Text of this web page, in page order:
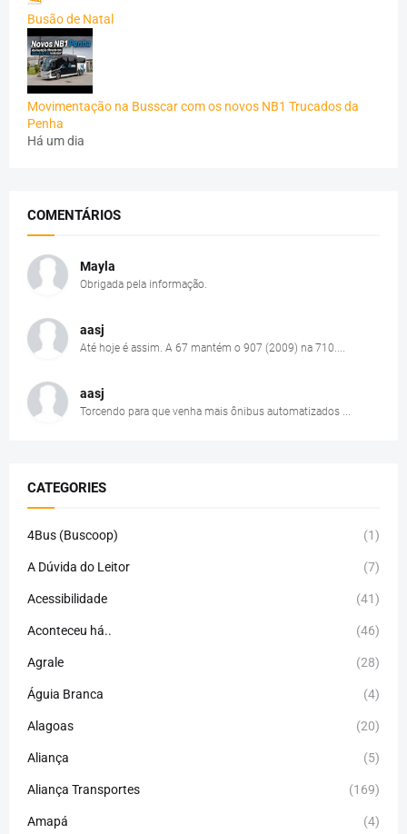
Busão de Natal
Movimentação na Busscar com os novos NB1 Trucados da
Penha
Há um dia
COMENTÁRIOS
Mayla
Obrigada pela informação.
aasj
Até hoje é assim. A 67 mantém o 907 (2009) na 710....
aasj
Torcendo para que venha mais ônibus automatizados ...
CATEGORIES
4Bus (Buscoop) (1)
A Dúvida do Leitor (7)
Acessibilidade (41)
Aconteceu há.. (46)
Agrale (28)
Águia Branca (4)
Alagoas (20)
Aliança (5)
Aliança Transportes (169)
Amapá (4)